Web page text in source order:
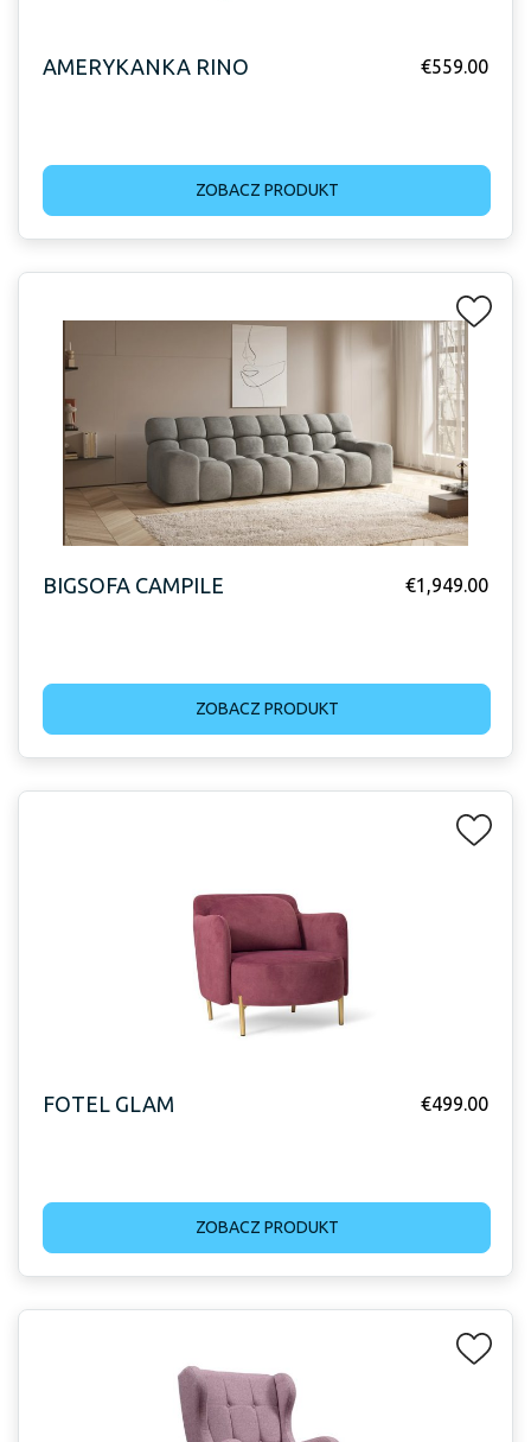
AMERYKANKA RINO €559.00
ZOBACZ PRODUKT
BIGSOFA CAMPILE €1,949.00
ZOBACZ PRODUKT
FOTEL GLAM €499.00
ZOBACZ PRODUKT